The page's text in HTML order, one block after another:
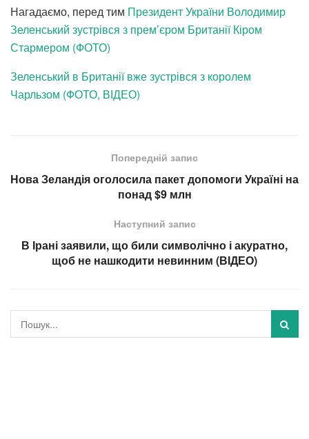
Нагадаємо, перед тим Президент України Володимир
Зеленський зустрівся з прем’єром Британії Кіром
Стармером (ФОТО)
Зеленський в Британії вже зустрівся з королем
Чарльзом (ФОТО, ВІДЕО)
Попередній запис
Нова Зеландія оголосила пакет допомоги Україні на
понад $9 млн
Наступний запис
В Ірані заявили, що били символічно і акуратно,
щоб не нашкодити невинним (ВІДЕО)